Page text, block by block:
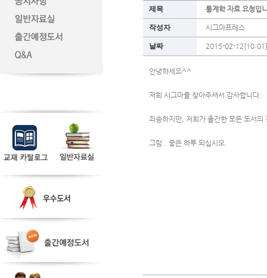
제목 통계학 자료 요청입
작성자 시그마프레스
날짜 2015-02-12[10:01]
안녕하세요^^
저희 시그마를 찾아주셔서 감사합니다.
죄송하지만, 저희가 출간한 모든 도서
그럼.. 좋은 하루 되십시오.